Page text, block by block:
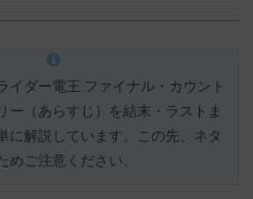
イダー電王 ファイナル・カウント
ー（あらすじ）を結末・ラストま
に解説しています。この先、ネタ
めご注意ください。